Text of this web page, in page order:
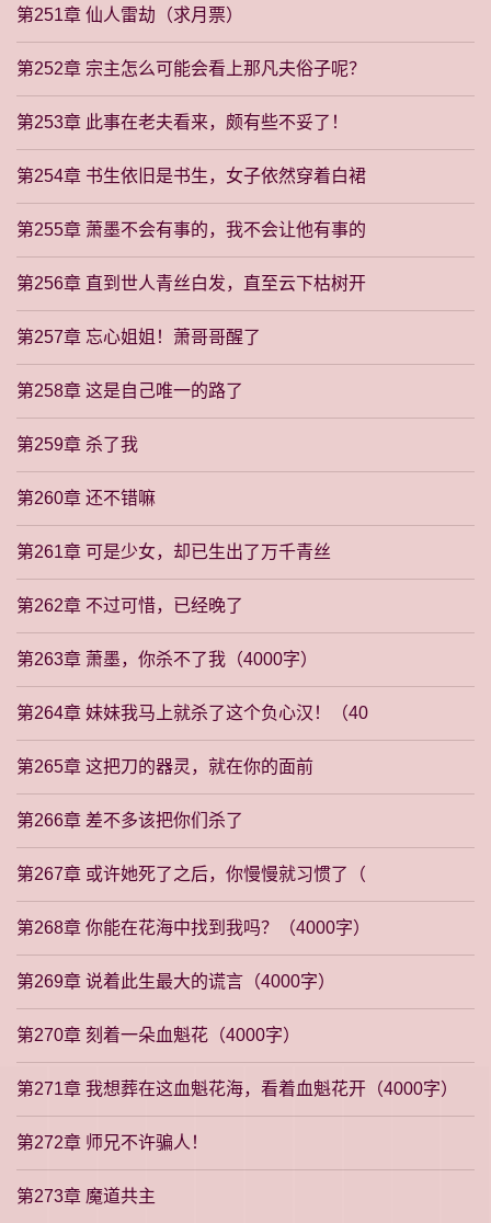
第251章 仙人雷劫（求月票）
第252章 宗主怎么可能会看上那凡夫俗子呢？
第253章 此事在老夫看来，颇有些不妥了！
第254章 书生依旧是书生，女子依然穿着白裙
第255章 萧墨不会有事的，我不会让他有事的
第256章 直到世人青丝白发，直至云下枯树开
第257章 忘心姐姐！萧哥哥醒了
第258章 这是自己唯一的路了
第259章 杀了我
第260章 还不错嘛
第261章 可是少女，却已生出了万千青丝
第262章 不过可惜，已经晚了
第263章 萧墨，你杀不了我（4000字）
第264章 妹妹我马上就杀了这个负心汉！（40
第265章 这把刀的器灵，就在你的面前
第266章 差不多该把你们杀了
第267章 或许她死了之后，你慢慢就习惯了（
第268章 你能在花海中找到我吗？（4000字）
第269章 说着此生最大的谎言（4000字）
第270章 刻着一朵血魁花（4000字）
第271章 我想葬在这血魁花海，看着血魁花开（4000字）
第272章 师兄不许骗人！
第273章 魔道共主